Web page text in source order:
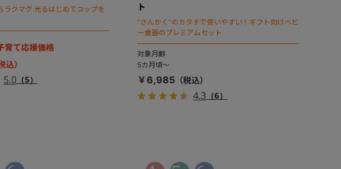
ラクマグ 光るはじめてコップを
育て応援価格
5.0（5）
ト
”さんかく”のカタチで使いやすい！ギフト向けベビ
ー食器のプレミアムセット
対象月齢
5カ月頃～
￥6,985
4.3 （6）